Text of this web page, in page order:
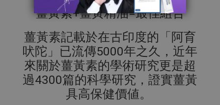
薑黃素+薑黃精油=最佳組合
薑黃素記載於在古印度的「阿育
吠陀」已流傳5000年之久，近年
來關於薑黃素的學術研究更是超
過4300篇的科學研究，證實薑黃
具高保健價値。